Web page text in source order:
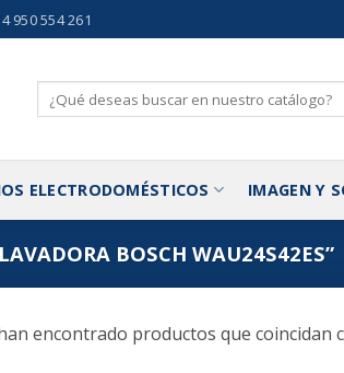
950 554 261
Buscar
por:
ELECTRODOMÉSTICOS IMAGEN Y
BOSCH WAU24S42ES”
encontrado productos que coincidan